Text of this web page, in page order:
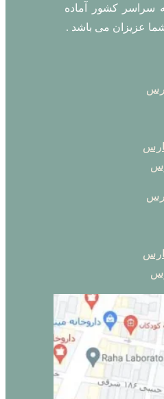
سراسر کشور آماده
عزیزان می باشد .